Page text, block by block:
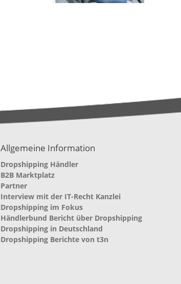
Allgemeine Information
Dropshipping Händler
B2B Marktplatz
Partner
Interview mit der IT-Recht Kanzlei
Dropshipping im Fokus
Händlerbund Bericht über Dropshipping
Dropshipping in Deutschland
Dropshipping Berichte von t3n